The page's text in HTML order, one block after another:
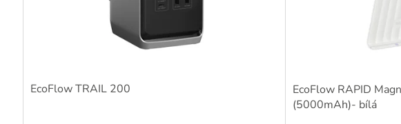
EcoFlow TRAIL 200
EcoFlow RAPID
(5000mAh)- bílá